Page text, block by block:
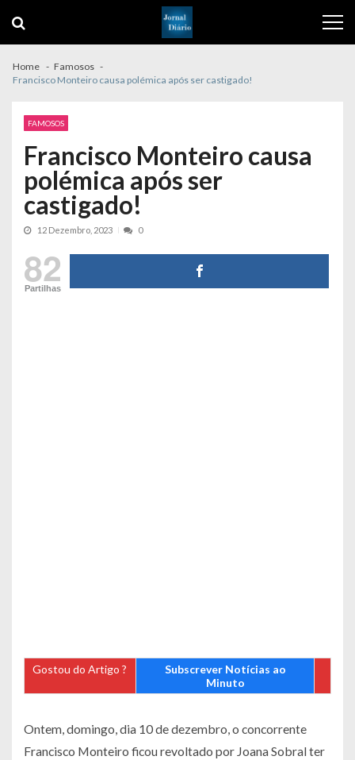
navigation
content
Home
Famosos
Francisco Monteiro causa polémica após ser castigado!
FAMOSOS
Francisco Monteiro causa
polémica após ser
castigado!
12 Dezembro, 2023 0
82
Partilhas
Gostou do Artigo ?
Subscrever Notícias ao
Minuto
Ontem, domingo, dia 10 de dezembro, o concorrente
Francisco Monteiro ficou revoltado por Joana Sobral ter